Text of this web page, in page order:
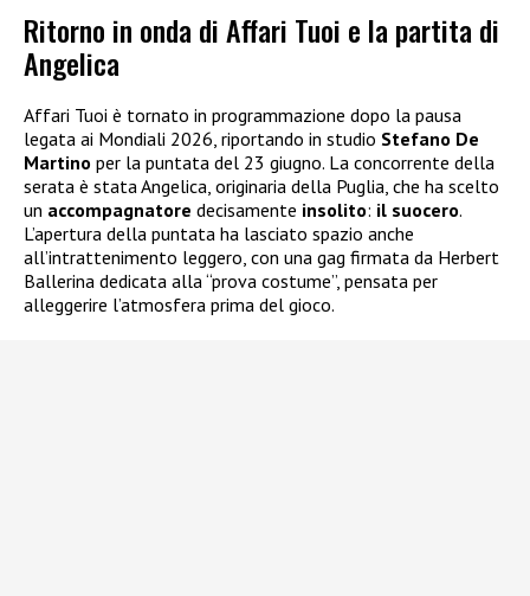
Ritorno in onda di Affari Tuoi e la partita di
Angelica
Affari Tuoi è tornato in programmazione dopo la pausa
legata ai Mondiali 2026, riportando in studio Stefano De
Martino per la puntata del 23 giugno. La concorrente della
serata è stata Angelica, originaria della Puglia, che ha scelto
un accompagnatore decisamente insolito: il suocero.
L’apertura della puntata ha lasciato spazio anche
all’intrattenimento leggero, con una gag firmata da Herbert
Ballerina dedicata alla “prova costume”, pensata per
alleggerire l’atmosfera prima del gioco.